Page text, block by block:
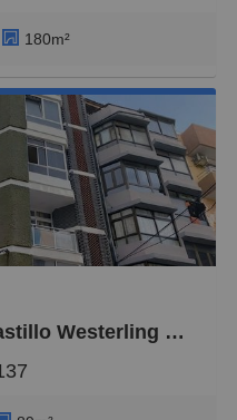
180m²
Santa Catalina - Canteras